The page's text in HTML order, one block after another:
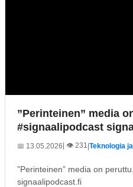
”Perinteinen” media
#signaalipodcast
📅 13.05.2026| 👁️ 231 Teknologia
”Perinteinen” media on
signaalipodcast.fi